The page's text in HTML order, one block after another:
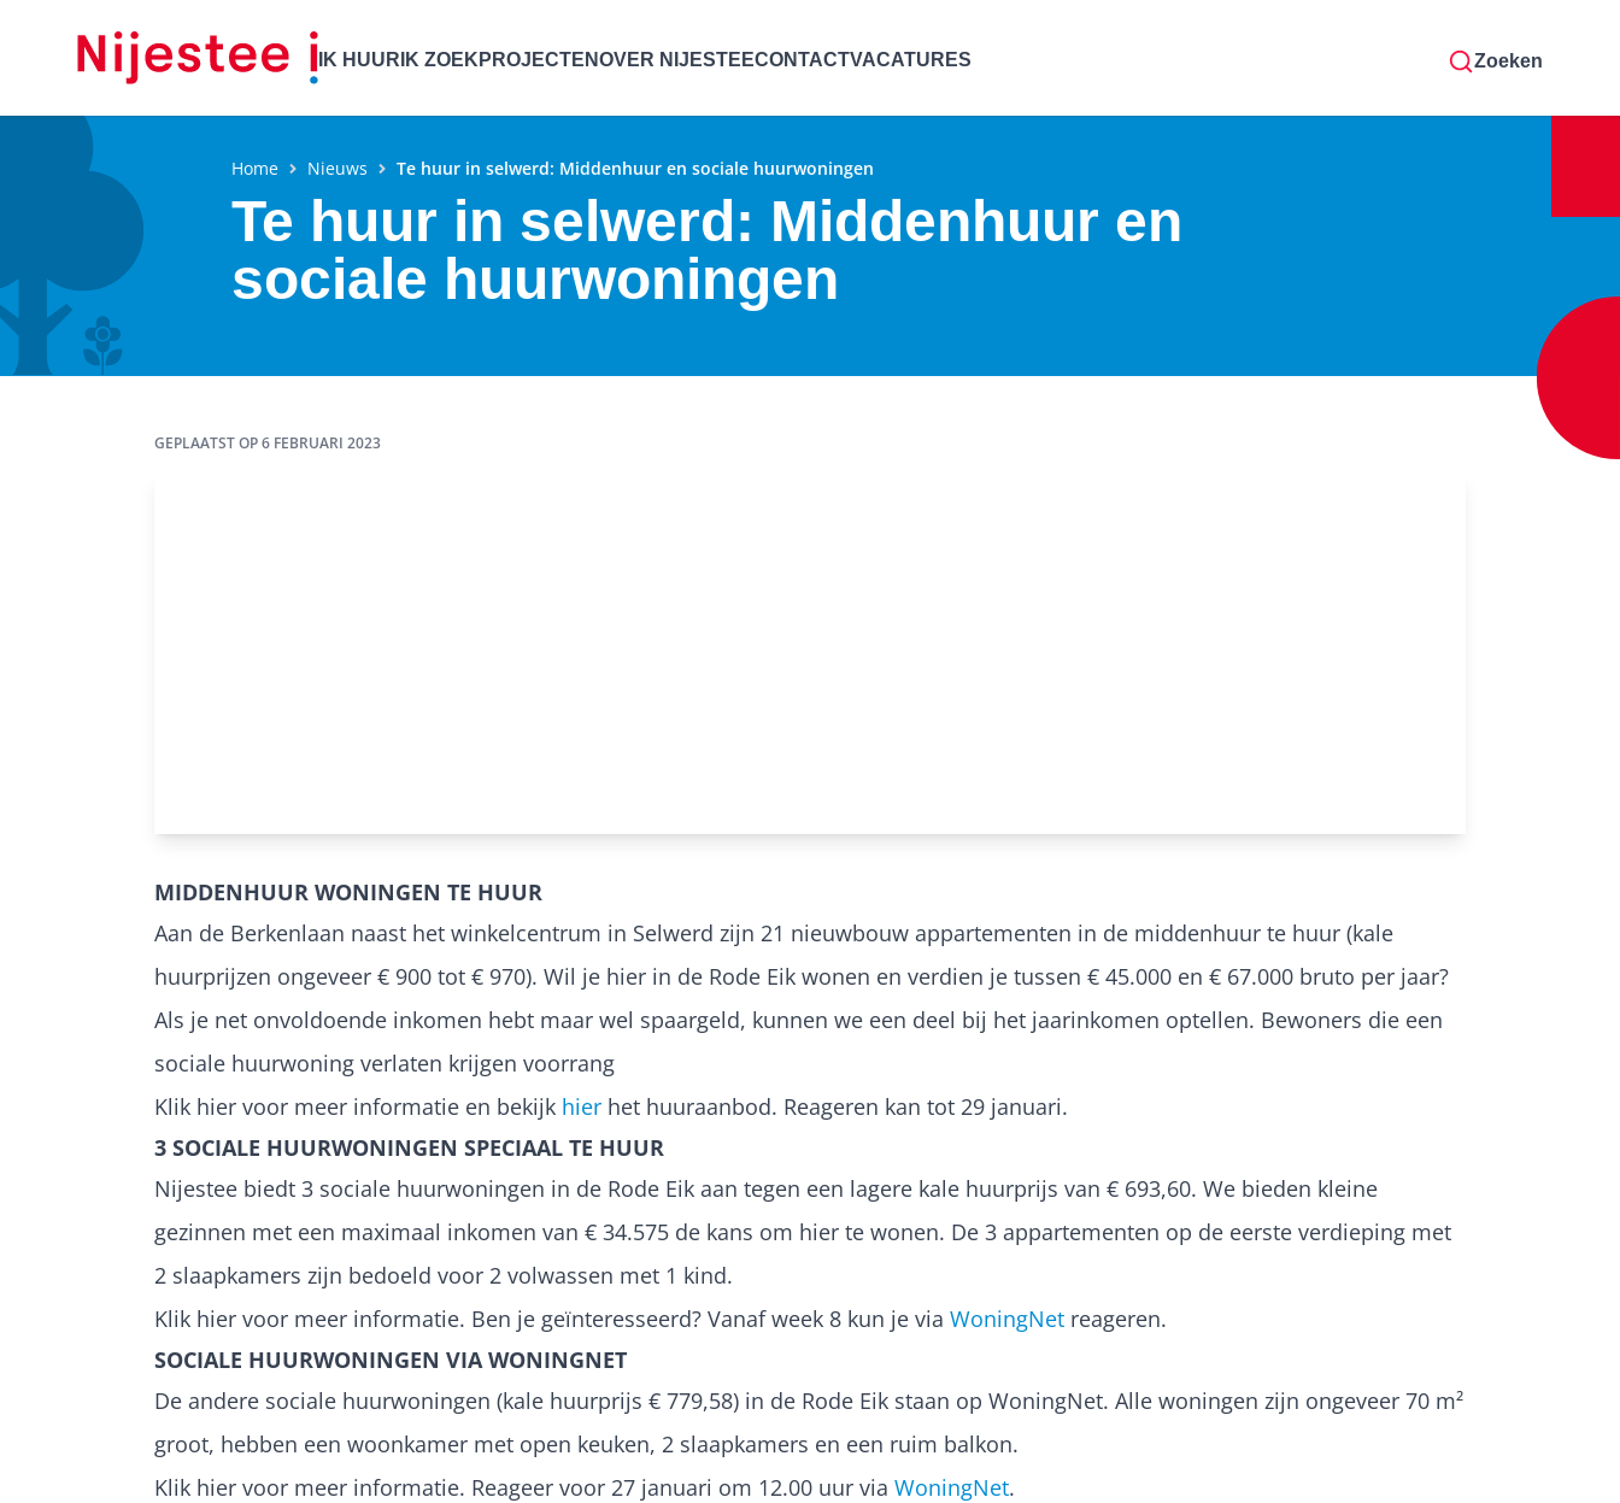
IK HUUR IK ZOEK PROJECTENOVER NIJESTEECONTACTVACATURES Zoeken
Home Nieuws Te huur in selwerd: Middenhuur en sociale huurwoningen
Te huur in selwerd: Middenhuur en
sociale huurwoningen
GEPLAATST OP6 FEBRUARI 2023
MIDDENHUUR WONINGEN TE HUUR
Aan de Berkenlaan naast het winkelcentrum in Selwerd zijn 21 nieuwbouw appartementen in de middenhuur te huur (kale
huurprijzen ongeveer € 900 tot € 970). Wil je hier in de Rode Eik wonen en verdien je tussen € 45.000 en € 67.000 bruto per jaar?
Als je net onvoldoende inkomen hebt maar wel spaargeld, kunnen we een deel bij het jaarinkomen optellen. Bewoners die een
sociale huurwoning verlaten krijgen voorrang
Klik hier voor meer informatie en bekijk hier het huuraanbod. Reageren kan tot 29 januari.
3 SOCIALE HUURWONINGEN SPECIAAL TE HUUR
Nijestee biedt 3 sociale huurwoningen in de Rode Eik aan tegen een lagere kale huurprijs van € 693,60. We bieden kleine
gezinnen met een maximaal inkomen van € 34.575 de kans om hier te wonen. De 3 appartementen op de eerste verdieping met
2 slaapkamers zijn bedoeld voor 2 volwassen met 1 kind.
Klik hier voor meer informatie. Ben je geïnteresseerd? Vanaf week 8 kun je via WoningNet reageren.
SOCIALE HUURWONINGEN VIA WONINGNET
De andere sociale huurwoningen (kale huurprijs € 779,58) in de Rode Eik staan op WoningNet. Alle woningen zijn ongeveer 70 m²
groot, hebben een woonkamer met open keuken, 2 slaapkamers en een ruim balkon.
Klik hier voor meer informatie. Reageer voor 27 januari om 12.00 uur via WoningNet.